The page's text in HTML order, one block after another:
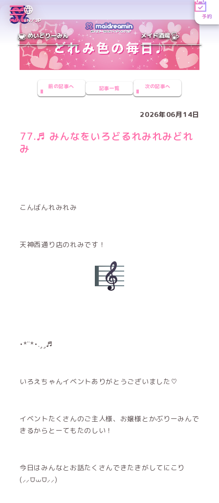
MENUEN／JP
予約
めいどりーみん メイド酒場
前の記事へ 記事一覧 次の記事へ
2026年06月14日
77.♬ みんなをいろどるれみれみどれ
み
こんばんれみれみ
天神西通り店のれみです！
•*¨*•.¸¸♬︎
いろえちゃんイベントありがとうございました♡
イベントたくさんのご主人様、お嬢様とかぶりーみんで
きるからとーてもたのしい！
今日はみんなとお話たくさんできたきがしてにこり
(⸝⸝⩌⩊⩌⸝⸝)